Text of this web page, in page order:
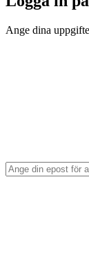
Ange dina